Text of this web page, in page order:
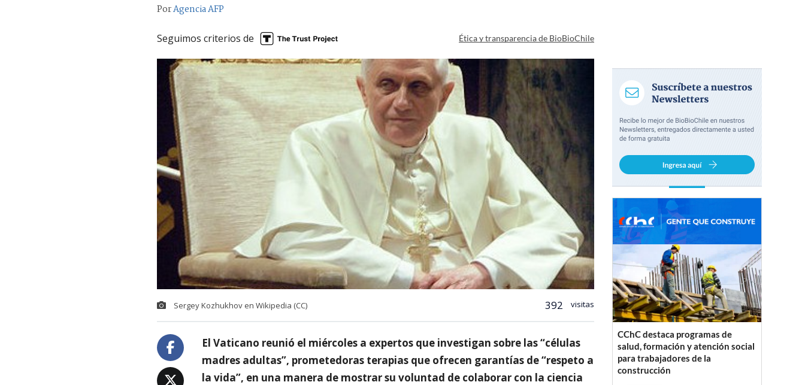
PorAgencia AFP
Seguimos criterios de Ética y transparencia de BioBioChile
Sergey Kozhukhov en Wikipedia (CC) 392 visitas
El Vaticano reunió el miércoles a expertos que investigan sobre las “células
madres adultas”, prometedoras terapias que ofrecen garantías de “respeto a
la vida”, en una manera de mostrar su voluntad de colaborar con la ciencia
CChC destaca programas de
salud, formación y atención social
para trabajadores de la
construcción